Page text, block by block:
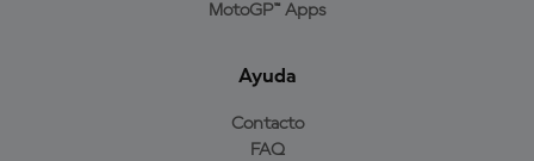
MotoGP™ Apps
Ayuda
Contacto
FAQ